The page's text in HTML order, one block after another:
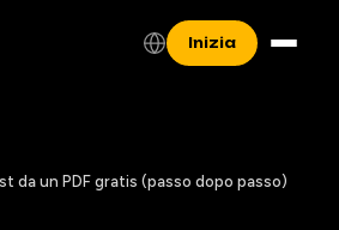
Inizia
da un PDF gratis (passo dopo passo)